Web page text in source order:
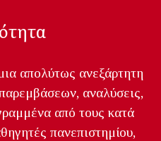
απολύτως ανεξάρτητη
αναλύσεις,
από τους κατά
πανεπιστημίου,